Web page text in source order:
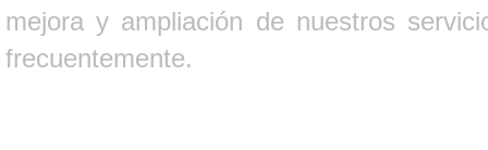
mejora y ampliación de nuestros
frecuentemente.